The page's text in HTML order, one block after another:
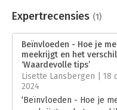
Uitgever:
Verschijningsdatum:
10-
Hoofdrubriek:
Expertrecensies (1)
Beïnvloeden - Hoe je
meekrijgt en het
‘Waardevolle tips’
Lisette Lansbergen | 18
2024
‘Beïnvloeden - Hoe je